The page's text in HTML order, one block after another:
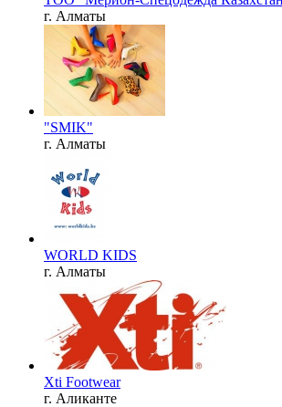
г. Алматы
"SMIK"
г. Алматы
WORLD KIDS
г. Алматы
Xti Footwear
г. Аликанте